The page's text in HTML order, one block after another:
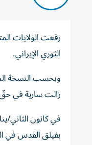
رفعت الولايات
الثوري الإيراني.
وبحسب النسخة
زالت سارية في
بفيلق القدس في